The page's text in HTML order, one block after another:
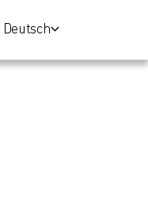
Deutsch